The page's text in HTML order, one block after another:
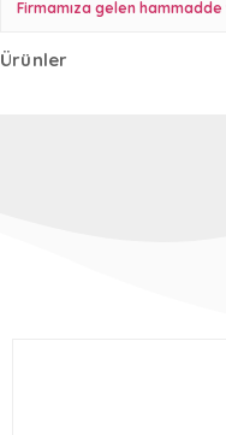
Firmamıza gelen
Ürünler